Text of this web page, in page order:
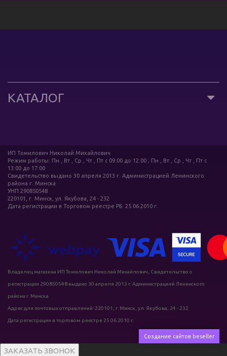
КАТАЛОГ
ИП Томилович Николай Михайлович
Режим работы: Пн , Вт , Ср , Чт , Пт c 09:00 до 12:00 ; Пн , Вт , Ср , Чт , Пт c
13:00 до 17:00
Свидетельство выдано 30 апреля 2013 г. Администрацией Ленинского
района г. Минска
УНП 290850548
220101, г. Минск, ул. Якубова, 24 - 232
Дата регистрации в Торговом реестре РБ: 25.06.2010 г.
Владелец магазина ИП Томилович Николай Михайлович, Свидетельство о
регистрации 290850548 выдано 30 апреля 2013 г. Администрацией Ленинского
района г. Минска
Адрес для почтовых отправлений: 220101, г. Минск, ул. Якубова, 24 - 232
Дата регистрации в торговом реестре 25.06.2010 г.
Создание сайтов beseller
ЗАКАЗАТЬ ЗВОНОК